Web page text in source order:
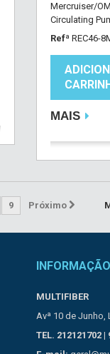
Mercruiser/
Circulating
Refª REC46-
MAIS
9 Próximo
MULTIFIBER
Avª 10 de Junho,
TEL. 212121702 |